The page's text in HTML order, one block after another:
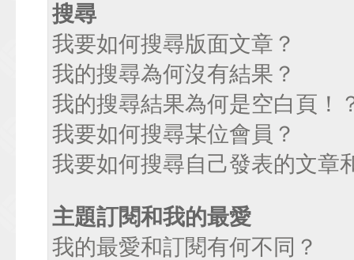
搜尋
我要如何搜尋版面文章？
我的搜尋為何沒有結果？
我的搜尋結果為何是空白頁！
我要如何搜尋某位會員？
我要如何搜尋自己發表的文章
主題訂閱和我的最愛
我的最愛和訂閱有何不同？